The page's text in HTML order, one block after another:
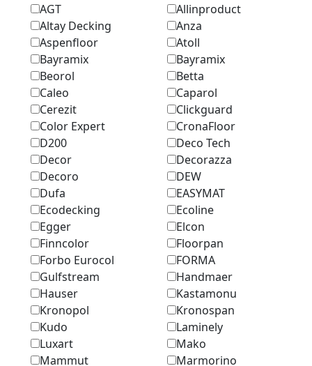
AGT
Allinproduct
Altay Decking
Anza
Aspenfloor
Atoll
Bayramix
Bayramix
Beorol
Betta
Caleo
Caparol
Cerezit
Clickguard
Color Expert
CronaFloor
D200
Deco Tech
Decor
Decorazza
Decoro
DEW
Dufa
EASYMAT
Ecodecking
Ecoline
Egger
Elcon
Finncolor
Floorpan
Forbo Eurocol
FORMA
Gulfstream
Handmaer
Hauser
Kastamonu
Kronopol
Kronospan
Kudo
Laminely
Luxart
Mako
Mammut
Marmоrino